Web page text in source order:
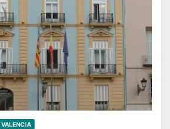
VALENCIA